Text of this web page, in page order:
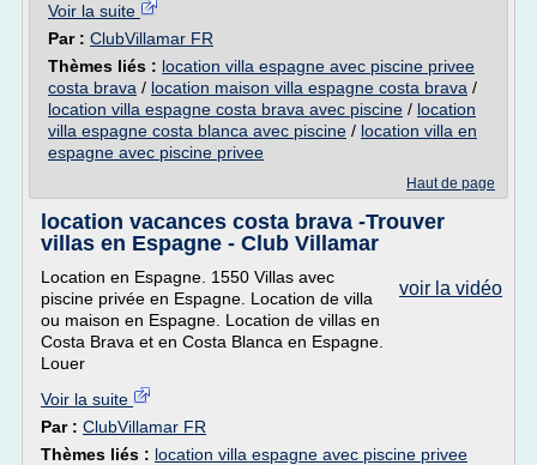
Voir la suite
Par : ClubVillamar FR
Thèmes liés : location villa espagne avec piscine privee
costa brava / location maison villa espagne costa brava /
location villa espagne costa brava avec piscine / location
villa espagne costa blanca avec piscine / location villa en
espagne avec piscine privee
Haut de page
location vacances costa brava -Trouver
villas en Espagne - Club Villamar
voir la vidéo
Location en Espagne. 1550 Villas avec
piscine privée en Espagne. Location de villa
ou maison en Espagne. Location de villas en
Costa Brava et en Costa Blanca en Espagne.
Louer
Voir la suite
Par : ClubVillamar FR
Thèmes liés : location villa espagne avec piscine privee